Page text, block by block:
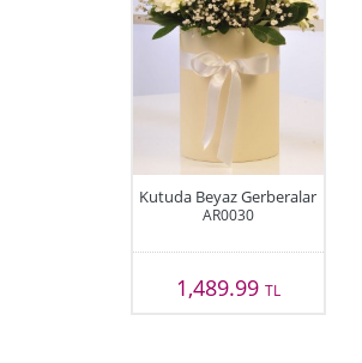
Kutuda Beyaz Gerberalar
AR0030
1,489.99 TL